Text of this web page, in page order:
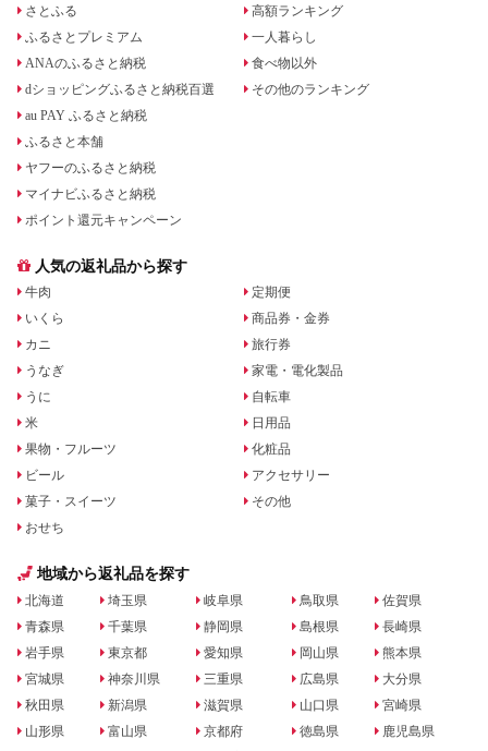
さとふる
ふるさとプレミアム
ANAのふるさと納税
dショッピングふるさと納税百選
au PAY ふるさと納税
ふるさと本舗
ヤフーのふるさと納税
マイナビふるさと納税
ポイント還元キャンペーン
高額ランキング
一人暮らし
食べ物以外
その他のランキング
人気の返礼品から探す
牛肉
いくら
カニ
うなぎ
うに
米
果物・フルーツ
ビール
菓子・スイーツ
おせち
定期便
商品券・金券
旅行券
家電・電化製品
自転車
日用品
化粧品
アクセサリー
その他
地域から返礼品を探す
北海道
青森県
岩手県
宮城県
秋田県
山形県
埼玉県
千葉県
東京都
神奈川県
新潟県
富山県
岐阜県
静岡県
愛知県
三重県
滋賀県
京都府
鳥取県
島根県
岡山県
広島県
山口県
徳島県
佐賀県
長崎県
熊本県
大分県
宮崎県
鹿児島県